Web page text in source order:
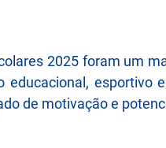
2025 foram um
educacional,
de motivação e